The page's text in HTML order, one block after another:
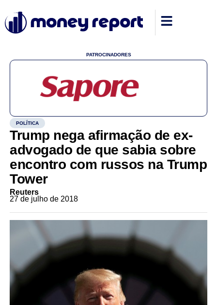
PATROCINADORES
POLÍTICA
Trump nega afirmação de ex-
advogado de que sabia sobre
encontro com russos na Trump
Tower
Reuters
27 de julho de 2018